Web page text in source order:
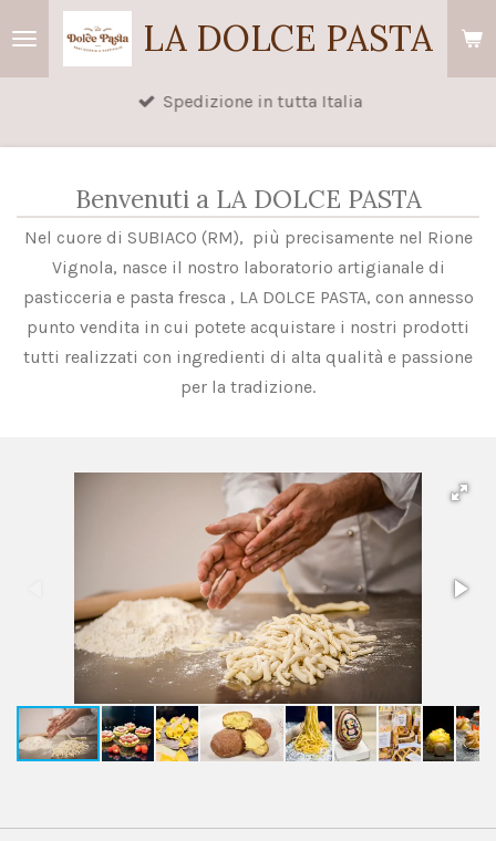
LA DOLCE PASTA
Spedizione in tutta Italia
Benvenuti a LA DOLCE PASTA
Nel cuore di SUBIACO (RM), più precisamente nel Rione
Vignola, nasce il nostro laboratorio artigianale di
pasticceria e pasta fresca , LA DOLCE PASTA, con annesso
punto vendita in cui potete acquistare i nostri prodotti
tutti realizzati con ingredienti di alta qualità e passione
per la tradizione.